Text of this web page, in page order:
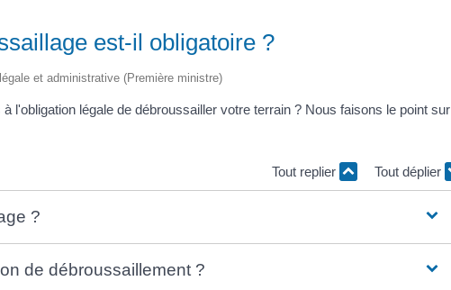
est-il obligatoire ?
et administrative (Première ministre)
l'obligation légale de débroussailler votre terrain ? Nous faisons le point sur
Tout replier Tout déplier
?
de débroussaillement ?